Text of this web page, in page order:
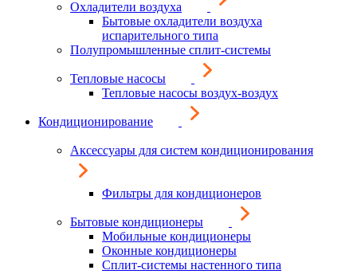
Охладители воздуха
Бытовые охладители воздуха
испарительного типа
Полупромышленные сплит-системы
Тепловые насосы
Тепловые насосы воздух-воздух
Кондиционирование
Аксессуары для систем кондиционирования
Фильтры для кондиционеров
Бытовые кондиционеры
Мобильные кондиционеры
Оконные кондиционеры
Сплит-системы настенного типа